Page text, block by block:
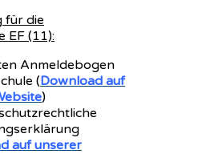
für die
EF (11):
Anmeldebogen
(Download auf
)
auf unserer